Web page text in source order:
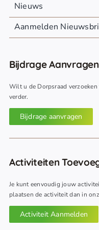
Nieuws
Aanmelden
Bijdrage Aanvragen
Wilt u de Dorpsraad
verder.
Bijdrage aanvragen
Activiteiten
Je kunt eenvoudig jouw
plaatsen de activiteit dan in
Activiteit Aanmelden